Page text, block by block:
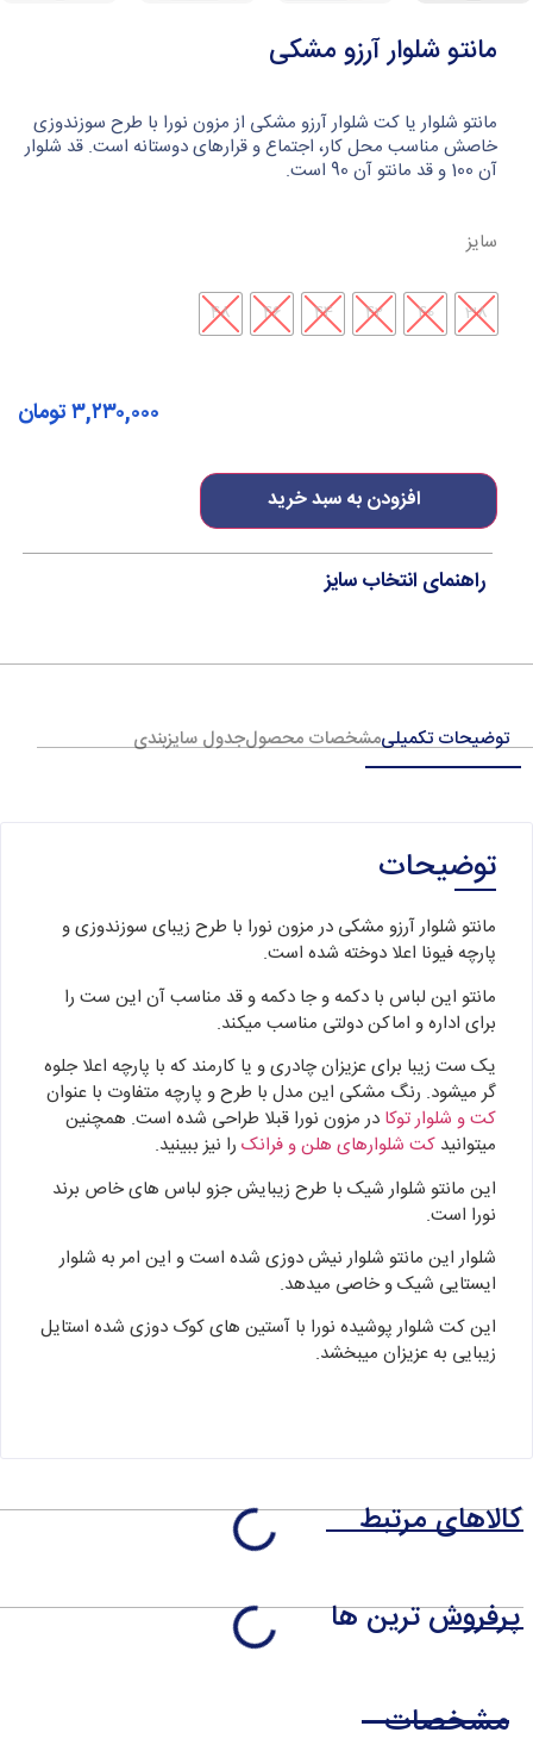
مانتو شلوار آرزو مشکی
مانتو شلوار یا کت شلوار آرزو مشکی از مزون نورا با طرح سوزندوزی
خاصش مناسب محل کار، اجتماع و قرارهای دوستانه است. قد شلوار
آن 100 و قد مانتو آن 90 است.
سایز
38
40
42
44
46
48
افزودن به سبد خرید
۳,۲۳۰,۰۰۰تومان
راهنمای انتخاب سایز
توضیحات تکمیلیمشخصات محصولجدول سایزبندی
توضیحات
مانتو شلوار آرزو مشکی در مزون نورا با طرح زیبای سوزندوزی و
پارچه فیونا اعلا دوخته شده است.
مانتو این لباس با دکمه و جا دکمه و قد مناسب آن این ست را
برای اداره و اماکن دولتی مناسب میکند.
یک ست زیبا برای عزیزان چادری و یا کارمند که با پارچه اعلا جلوه
گر میشود. رنگ مشکی این مدل با طرح و پارچه متفاوت با عنوان
کت و شلوار توکا در مزون نورا قبلا طراحی شده است. همچنین
میتوانید کت شلوارهای هلن و فرانک را نیز ببینید.
این مانتو شلوار شیک با طرح زیبایش جزو لباس های خاص برند
نورا است.
شلوار این مانتو شلوار نیش دوزی شده است و این امر به شلوار
ایستایی شیک و خاصی میدهد.
این کت شلوار پوشیده نورا با آستین های کوک دوزی شده استایل
زیبایی به عزیزان میبخشد.
کالاهای مرتبط
پرفروش ترین ها
مشخصات